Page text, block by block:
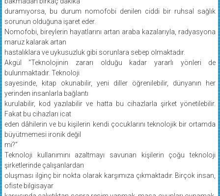
duramıyorsa, bu durum nomofobi denilen ciddi bir ruhsal sağlık
sorunun olduğuna işaret eder.
Nomofobi, bireylerin hayatlarını artan araba kazalarıyla, radyasyona
maruz kalarak artan
hastalıklara ve uykusuzluk gibi sorunlara sebep olmaktadır.
Akgül “Teknolojinin zararı olduğu kadar yararlı yönleri de
bulunmaktadır. Teknoloji
sayesinde, kitap okunabilir, yeni diller öğrenilebilir, dünyanın her
yerinden insanlarla bağlantı
kurulabilir, kod yazılabilir ve hatta bu cihazlarla şirket yönetilebilir.
Fakat bu cihazları icat
eden dâhilerin ve bu kişilerin kendi çocuklarını teknolojik bir ortamda
büyütmemesi ironik değil
mi?”
Teknoloji kullanımını azaltmayı savunan kişilerin çoğu teknoloji
şirketlerinde çalışanlardan
oluşması ilginç bir nokta olarak karşımıza çıkmaktadır. Birçok insan,
ofiste bilgisayar
karşısında çalıştıktan sonra resim yapmak, masa oyunları oynamak,